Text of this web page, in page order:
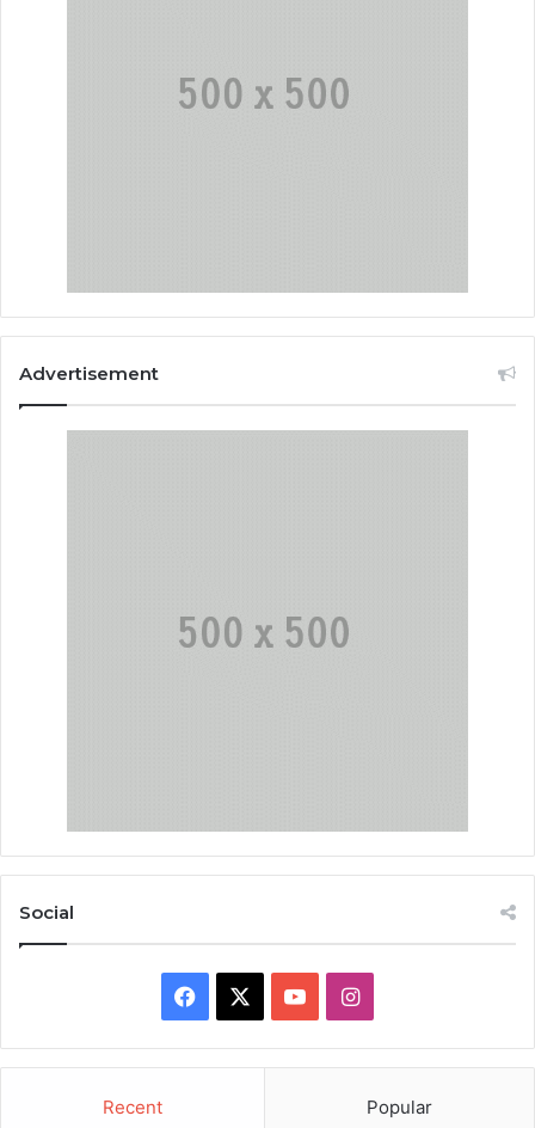
Advertisement
Social
Facebook YouTubeInstagram
Recent Popular